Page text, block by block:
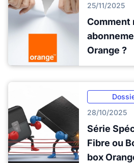
25/11/2025
Comment
Orange ?
28/10/2025
Série
Fibre ou
box